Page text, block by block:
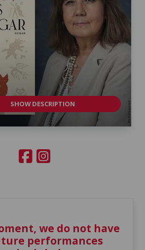
SHOW DESCRIPTION
we do not have
performances